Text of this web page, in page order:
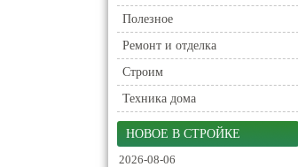
Полезное
Ремонт и отделка
Строим
Техника дома
НОВОЕ В СТРОЙКЕ
2026-08-06